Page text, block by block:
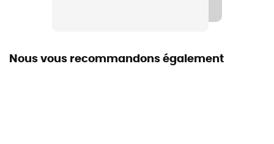
Nous vous recommandons également